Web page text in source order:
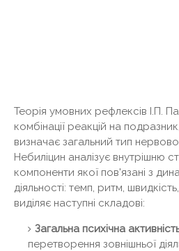
Теорія умовних рефлексів І.П.
комбінації реакцій на
визначає загальний тип
Небиліцин аналізує внутрішню
компоненти якої пов'язані з
діяльності: темп, ритм, швидкість,
виділяє наступні складові:
Загальна психічна
перетворення зовнішньої